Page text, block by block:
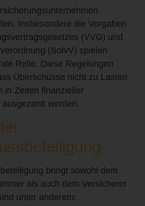
Insbesondere die Vorgaben
(VVG) und
(SolvV) spielen
Rolle. Diese Regelungen
Überschüsse nicht zu Lasten
in Zeiten finanzieller
werden.
bringt sowohl dem
als auch dem Versicherer
unter anderem: